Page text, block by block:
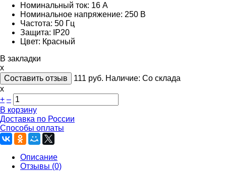
Номинальный ток: 16 А
Номинальное напряжение: 250 В
Частота: 50 Гц
Защита: IP20
Цвет: Красный
В закладки
x
Составить отзыв
111 руб. Наличие: Со склада
х
+ –
В корзину
Доставка по России
Способы оплаты
Описание
Отзывы (0)